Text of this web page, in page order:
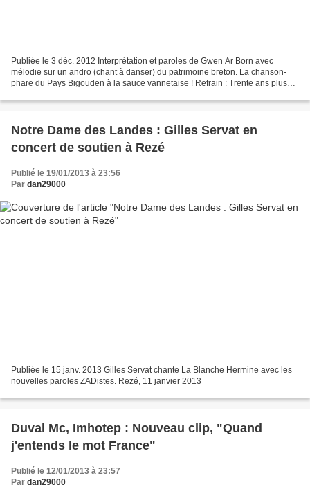
Publiée le 3 déc. 2012 Interprétation et paroles de Gwen Ar Born avec
mélodie sur un andro (chant à danser) du patrimoine breton. La chanson-
phare du Pays Bigouden à la sauce vannetaise ! Refrain : Trente ans plus
Notre Dame des Landes : Gilles Servat en
concert de soutien à Rezé
Publié le 19/01/2013 à 23:56
Par dan29000
Publiée le 15 janv. 2013 Gilles Servat chante La Blanche Hermine avec les
nouvelles paroles ZADistes. Rezé, 11 janvier 2013
Duval Mc, Imhotep : Nouveau clip, "Quand
j'entends le mot France"
Publié le 12/01/2013 à 23:57
Par dan29000